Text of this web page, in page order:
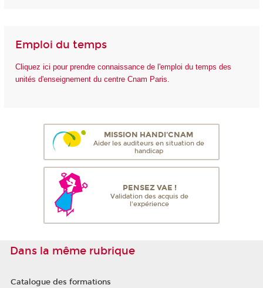
Emploi du temps
Cliquez ici pour prendre connaissance de l'emploi du temps des
unités d'enseignement du centre Cnam Paris.
MISSION HANDI'CNAM
Aider les auditeurs en situation de
handicap
PENSEZ VAE !
Validation des acquis de
l'expérience
Dans la même rubrique
Catalogue des formations